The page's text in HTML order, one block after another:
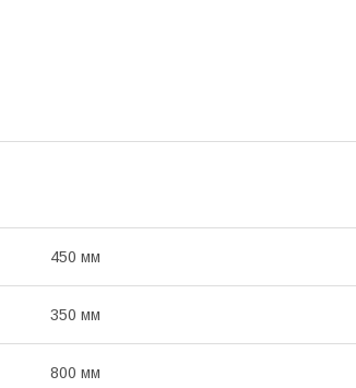
450 мм
350 мм
800 мм